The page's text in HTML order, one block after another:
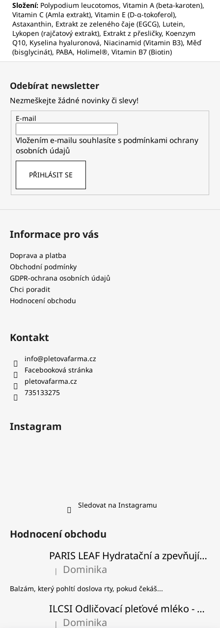
Složení: Polypodium leucotomos, Vitamin A (beta-karoten),
Vitamin C (Amla extrakt), Vitamin E (D-α-tokoferol),
Astaxanthin, Extrakt ze zeleného čaje (EGCG), Lutein,
Lykopen (rajčatový extrakt), Extrakt z přesličky, Koenzym
Q10, Kyselina hyaluronová, Niacinamid (Vitamin B3), Měď
(bisglycinát), PABA, Holimel®, Vitamin B7 (Biotin)
Odebírat newsletter
Nezmeškejte žádné novinky či slevy!
E-mail
Vložením e-mailu souhlasíte s podmínkami ochrany
osobních údajů
PŘIHLÁSIT SE
Informace pro vás
Doprava a platba
Obchodní podmínky
GDPR-ochrana osobních údajů
Chci poradit
Hodnocení obchodu
Kontakt
info@pletovafarma.cz
Facebooková stránka
pletovafarma.cz
735133275
Instagram
Sledovat na Instagramu
Hodnocení obchodu
PARIS LEAF Hydratační a zpevňující balzám na rty
Hodnocení produktu je 5 z 5 hvězdiček.
| Dominika
Balzám, který pohltí doslova rty, pokud čekáš...
ILCSI Odličovací pleťové mléko - Višeň a švestka
| Dominika